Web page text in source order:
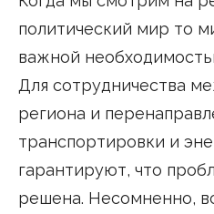
политический мир то
важной
Для сотрудничества
региона и
транспортировки и
гарантируют, что
решена. Несомненно,